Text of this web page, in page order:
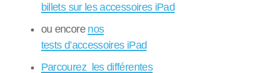
billets sur les accessoires iPad
ou encore nos
tests d’accessoires iPad
Parcourez les différentes